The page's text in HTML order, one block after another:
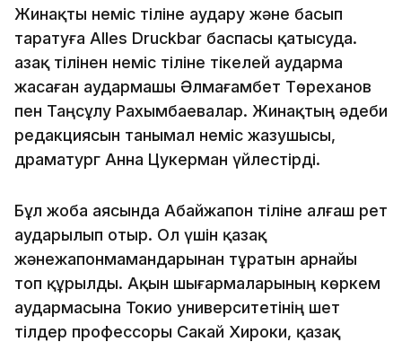
Жинақты неміс тіліне аудару және басып
таратуға Alles Druckbar баспасы қатысуда.
Қазақ тілінен неміс тіліне тікелей аударма
жасаған аудармашы Әлмағамбет Төреханов
пен Таңсұлу Рахымбаевалар. Жинақтың әдеби
редакциясын танымал неміс жазушысы,
драматург Анна Цукерман үйлестірді.
Бұл жоба аясында Абайжапон тіліне алғаш рет
аударылып отыр. Ол үшін қазақ
жәнежапонмамандарынан тұратын арнайы
топ құрылды. Ақын шығармаларының көркем
аудармасына Токио университетінің шет
тілдер профессоры Сакай Хироки, қазақ